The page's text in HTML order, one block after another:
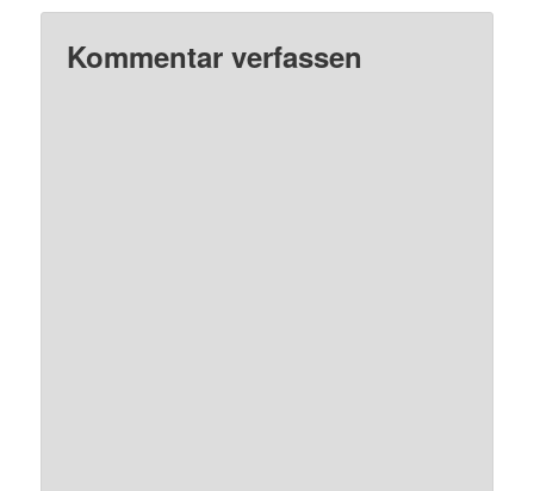
Kommentar verfassen